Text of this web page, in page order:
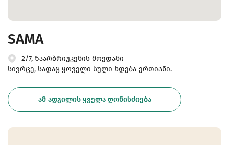
SAMA
2/7, ზაარბრიუკენის მოედანი
სივრცე, სადაც ყოველი სული ხდება ერთიანი.
ᲐᲛ ᲐᲓᲒᲘᲚᲘᲡ ᲧᲕᲔᲚᲐ ᲦᲝᲜᲘᲡᲫᲘᲔᲑᲐ